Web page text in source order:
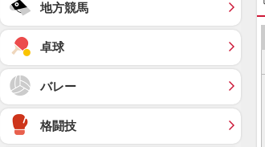
地方競馬
卓球
バレー
格闘技